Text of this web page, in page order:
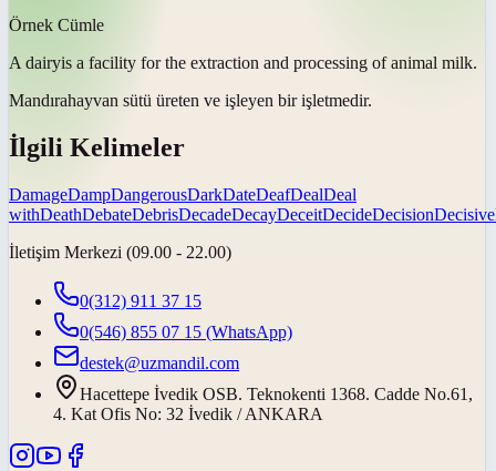
Örnek Cümle
A dairyis a facility for the extraction and processing of animal milk.
Mandırahayvan sütü üreten ve işleyen bir işletmedir.
İlgili Kelimeler
DamageDampDangerousDarkDateDeafDealDeal
withDeathDebateDebrisDecadeDecayDeceitDecideDecisionDecisive
İletişim Merkezi (09.00 - 22.00)
0(312) 911 37 15
0(546) 855 07 15 (WhatsApp)
destek@uzmandil.com
Hacettepe İvedik OSB. Teknokenti 1368. Cadde No.61,
4. Kat Ofis No: 32 İvedik / ANKARA